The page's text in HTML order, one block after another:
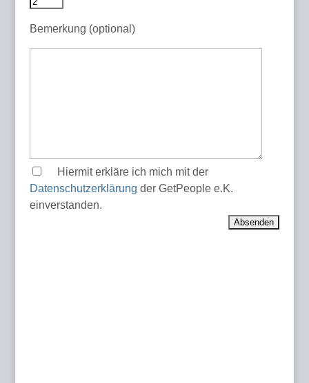
Bemerkung (optional)
Hiermit erkläre ich mich mit der
Datenschutzerklärung der GetPeople e.K.
einverstanden.